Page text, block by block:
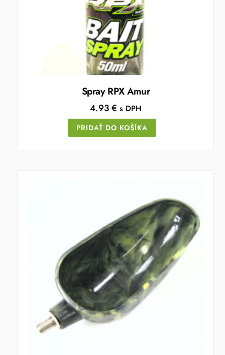
Spray RPX Amur
4.93€ s DPH
PRIDAŤ DO KOŠÍKA